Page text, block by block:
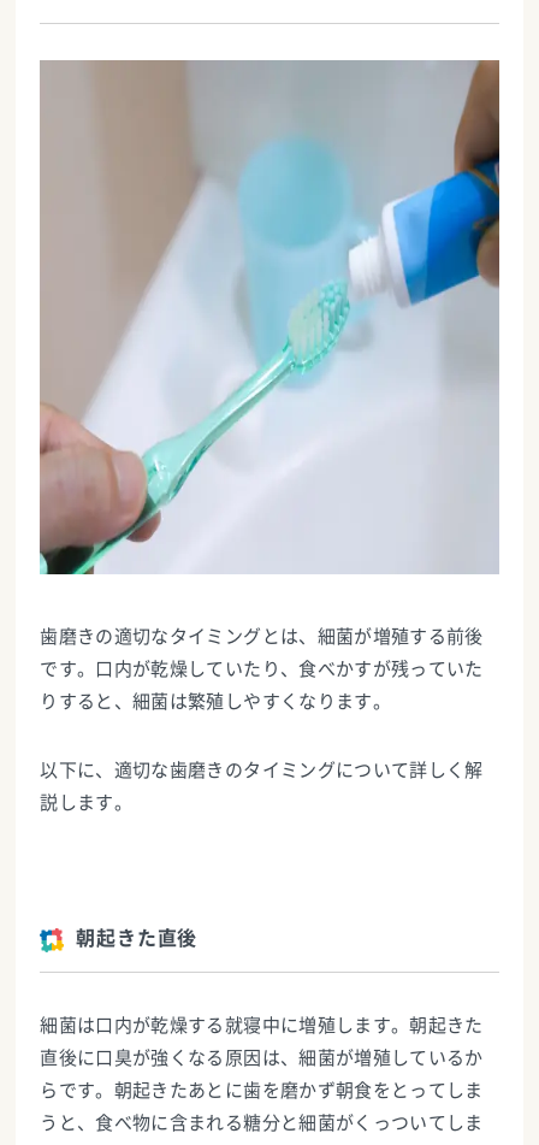
歯磨きの適切なタイミングとは、細菌が増殖する前後
です。口内が乾燥していたり、食べかすが残っていた
りすると、細菌は繁殖しやすくなります。
以下に、適切な歯磨きのタイミングについて詳しく解
説します。
朝起きた直後
細菌は口内が乾燥する就寝中に増殖します。朝起きた
直後に口臭が強くなる原因は、細菌が増殖しているか
らです。朝起きたあとに歯を磨かず朝食をとってしま
うと、食べ物に含まれる糖分と細菌がくっついてしま